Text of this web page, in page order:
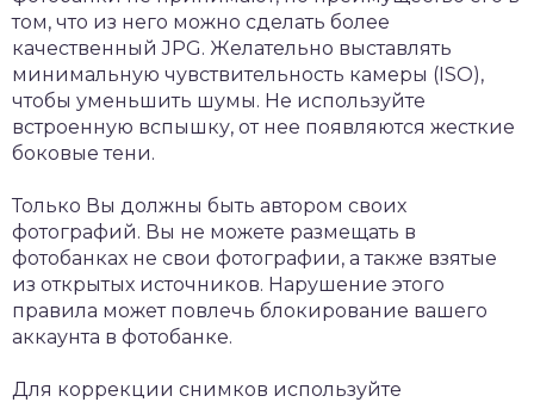
том, что из него можно сделать более
качественный JPG. Желательно выставлять
минимальную чувствительность камеры (ISO),
чтобы уменьшить шумы. Не используйте
встроенную вспышку, от нее появляются жесткие
боковые тени.
Только Вы должны быть автором своих
фотографий. Вы не можете размещать в
фотобанках не свои фотографии, а также взятые
из открытых источников. Нарушение этого
правила может повлечь блокирование вашего
аккаунта в фотобанке.
Для коррекции снимков используйте